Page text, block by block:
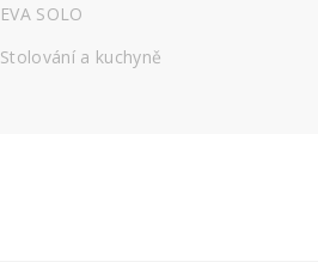
EVA SOLO
Stolování a kuchyně